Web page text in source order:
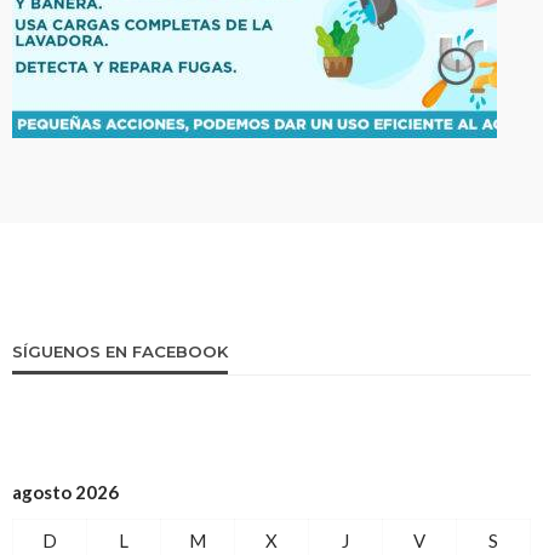
SÍGUENOS EN FACEBOOK
agosto 2026
D L M X J V
S